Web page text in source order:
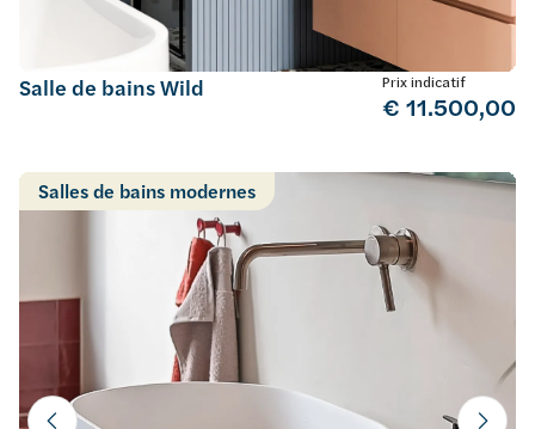
Salle de bains Wild Prix indicatif
€ 11.500,00
Salles de bains modernes